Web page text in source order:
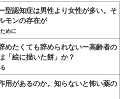
型認知症は男性より女性が多い。そ
モンの存在が
めに
めたくても辞められないー高齢者の
「絵に描いた餅」か？
用があるのか。知らないと怖い薬の